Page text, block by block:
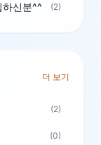
하신분^^ (2)
더 보기
(2)
(0)